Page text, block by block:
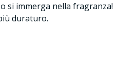
si immerga nella fragranza!
duraturo.